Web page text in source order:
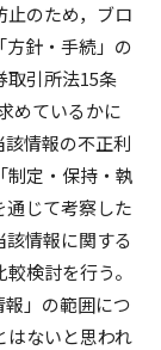
のため，ブロ
針・手続」の
取引所法15条
めているかに
情報の不正利
制定・保持・執
じて考察した
該情報に関する
検討を行う。
」の範囲につ
はないと思われ